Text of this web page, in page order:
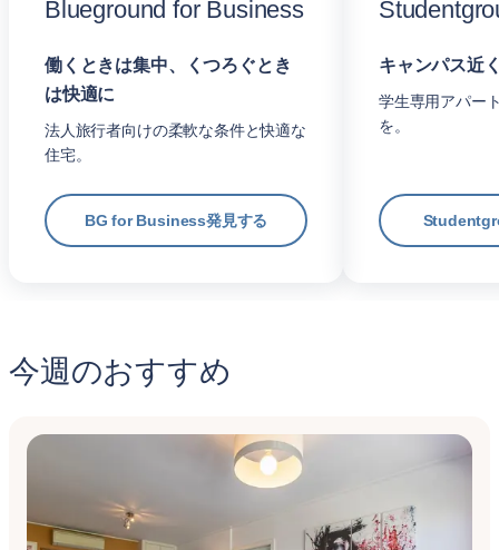
Blueground for Business
働くときは集中、くつろぐとき
は快適に
法人旅行者向けの柔軟な条件と快適な
住宅。
BG for Business発見する
キャンパス近
学生専用アパー
を。
今週のおすすめ